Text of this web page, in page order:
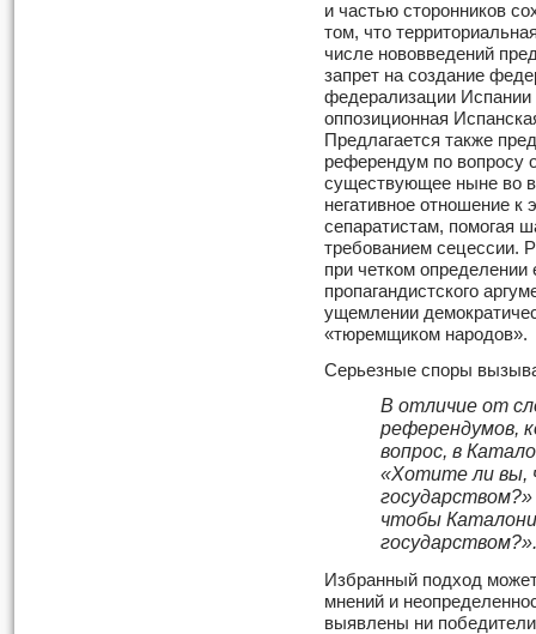
и частью сторонников
том, что
числе нововведений
запрет на создание
федерализации Испании
оппозиционная
Предлагается также
референдум по вопросу
существующее ныне во
негативное отношение к
сепаратистам, помогая
требованием сецессии.
при четком
пропагандистского
ущемлении
«тюремщиком народов».
Серьезные споры
В отличие от
референдумов,
вопрос, в
«Хотите ли вы,
чтобы
Избранный подход
мнений и
выявлены ни